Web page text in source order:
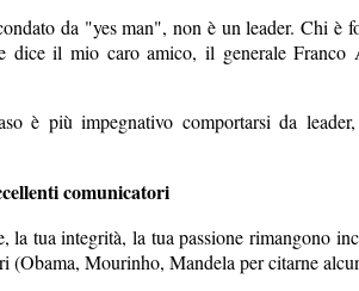
da "yes man", non è un leader. Chi è
dice il mio caro amico, il generale
è più impegnativo comportarsi da
comunicatori
la tua integrità, la tua passione rimangono
(Obama, Mourinho, Mandela per citarne